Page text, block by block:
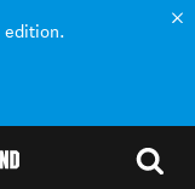
edition.